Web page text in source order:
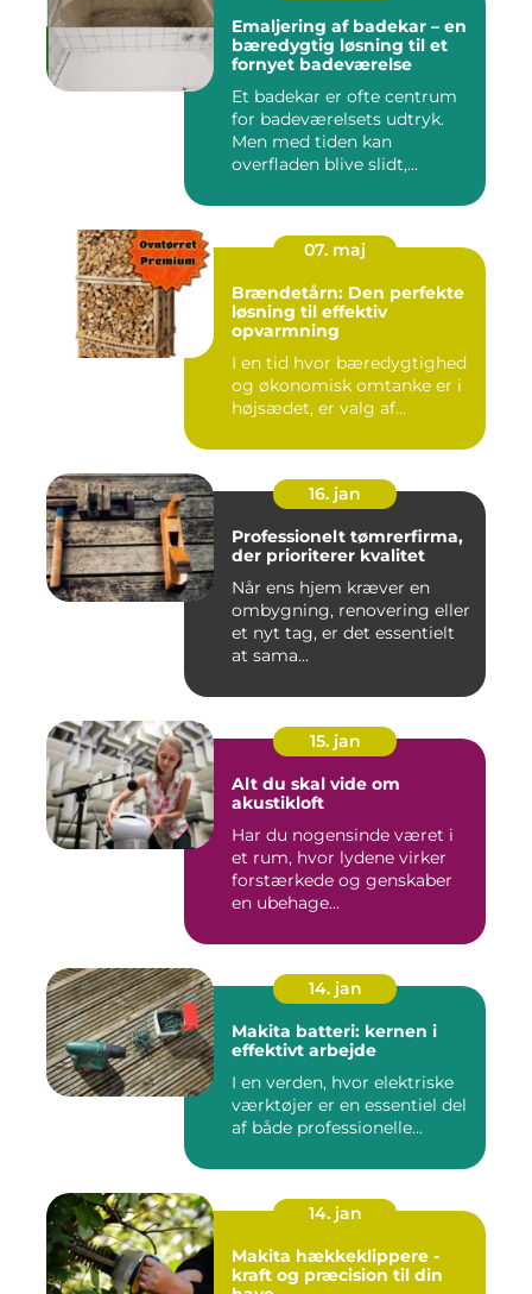
Emaljering af badekar – en
bæredygtig løsning til et
fornyet badeværelse
Et badekar er ofte centrum
for badeværelsets udtryk.
Men med tiden kan
overfladen blive slidt,...
07. maj
Brændetårn: Den perfekte
løsning til effektiv
opvarmning
I en tid hvor bæredygtighed
og økonomisk omtanke er i
højsædet, er valg af...
16. jan
Professionelt tømrerfirma,
der prioriterer kvalitet
Når ens hjem kræver en
ombygning, renovering eller
et nyt tag, er det essentielt
at sama...
15. jan
Alt du skal vide om
akustikloft
Har du nogensinde været i
et rum, hvor lydene virker
forstærkede og genskaber
en ubehage...
14. jan
Makita batteri: kernen i
effektivt arbejde
I en verden, hvor elektriske
værktøjer er en essentiel del
af både professionelle...
14. jan
Makita hækkeklippere -
kraft og præcision til din